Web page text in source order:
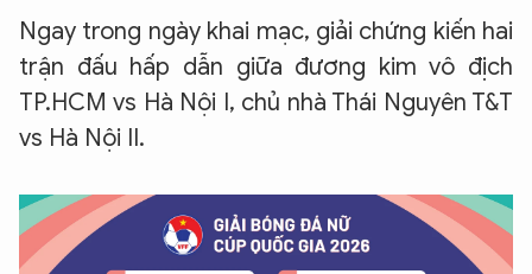
Ngay trong ngày khai mạc, giải chứng kiến hai
trận đấu hấp dẫn giữa đương kim vô địch
TP.HCM vs Hà Nội I, chủ nhà Thái Nguyên T&T
vs Hà Nội II.